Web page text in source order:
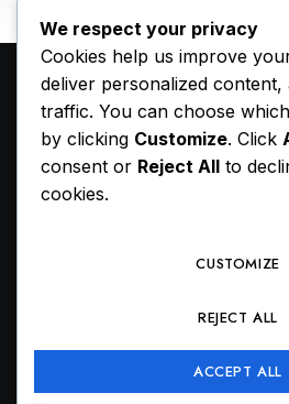
untuk sekolah, universitas,
Kontak Peta situs Tim
We respect your privacy
Cookies help us improve
deliver personalized content,
traffic. You can choose
by clicking Customize. Click
consent or Reject All to
cookies.
CUSTOMIZE
REJECT ALL
ACCEPT ALL